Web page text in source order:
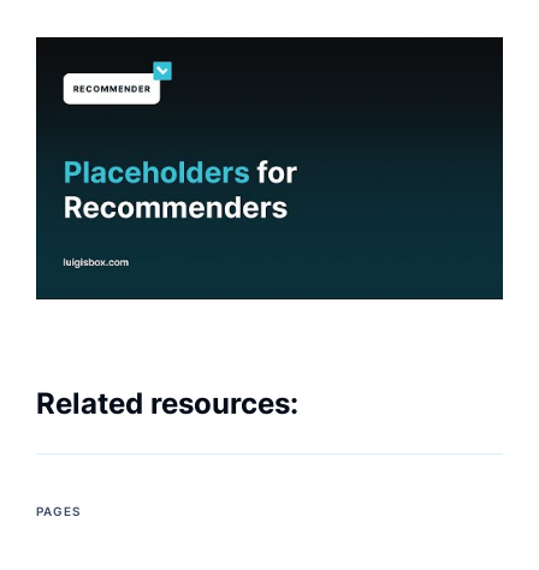
Related resources:
PAGES